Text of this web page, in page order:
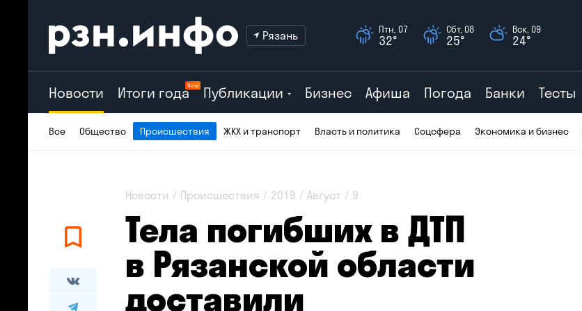
Рязань Птн, 07
32°
Сбт, 08
25°
Вск, 09
24°
Новости Итоги годаNew Публикации Бизнес Афиша Погода Банки Тесты
Все Общество Происшествия ЖКХ и транспорт Власть и политика Соцсфера Экономика и бизнес
Новости Происшествия 2019 Август 9
Тела погибших в ДТП
в Рязанской области
доставили